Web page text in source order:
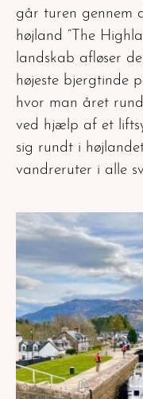
går turen gennem
højland “The
landskab afløser
højeste bjergtinde
hvor man året
ved hjælp af et
sig rundt i
vandreruter i alle